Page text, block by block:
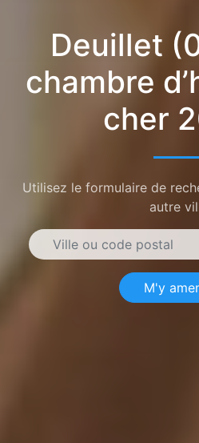
Deuillet
chambre
cher
Utilisez le formulaire de
autre
M'y